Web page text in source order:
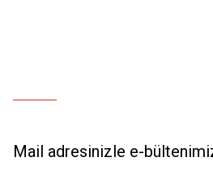
Mail adresinizle e-